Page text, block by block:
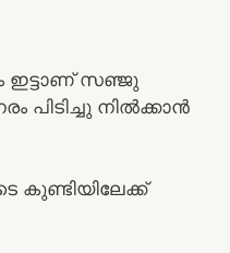
ഇട്ടാണ് സഞ്ജു
പിടിച്ചു നിൽക്കാൻ
കുണ്ടിയിലേക്ക്